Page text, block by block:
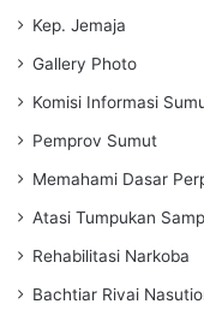
Kep. Jemaja
Gallery Photo
Komisi Informasi
Pemprov Sumut
Memahami Dasar
Atasi Tumpukan
Rehabilitasi Narkoba
Bachtiar Rivai